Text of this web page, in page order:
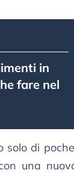
in
fare nel
solo di
una